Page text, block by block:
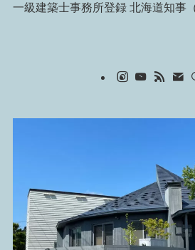
一級建築士事務所登録 北海道知事